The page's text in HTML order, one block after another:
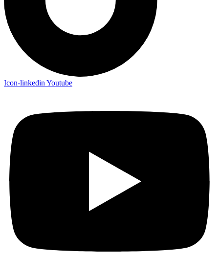
Icon-linkedin Youtube